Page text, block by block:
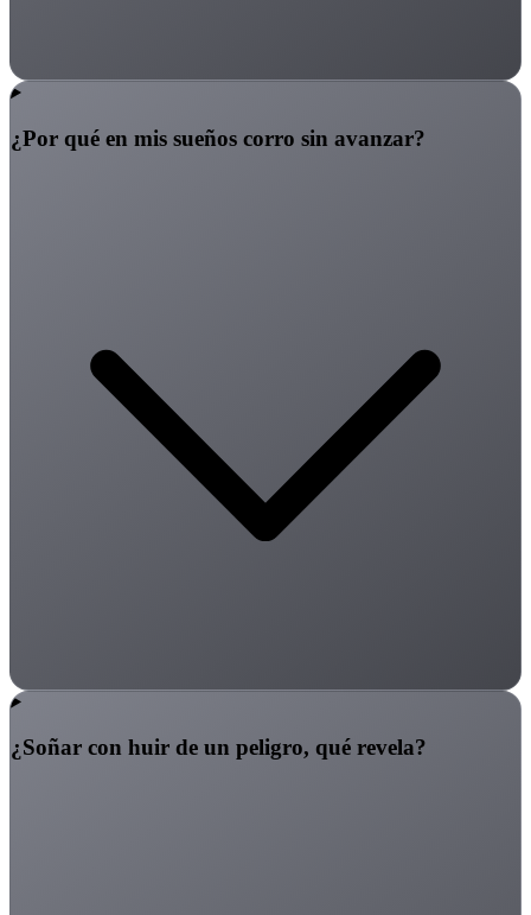
¿Por qué en mis sueños corro sin avanzar?
¿Soñar con huir de un peligro, qué revela?